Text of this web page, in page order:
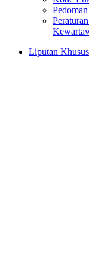
Liputan Khusus